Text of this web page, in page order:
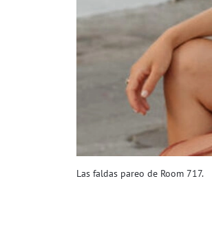
Las faldas pareo de Room 717.